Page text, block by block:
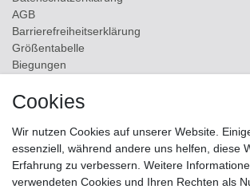
AGB
Barrierefreiheitserklärung
Größentabelle
Biegungen
Kontakt
ZAHLUNGSMÖGLICHKEITEN
Cookies
Wir nutzen Cookies auf unserer Website.
essenziell, während andere uns helfen, diese
Erfahrung zu verbessern. Weitere
verwendeten Cookies und Ihren Rechten als